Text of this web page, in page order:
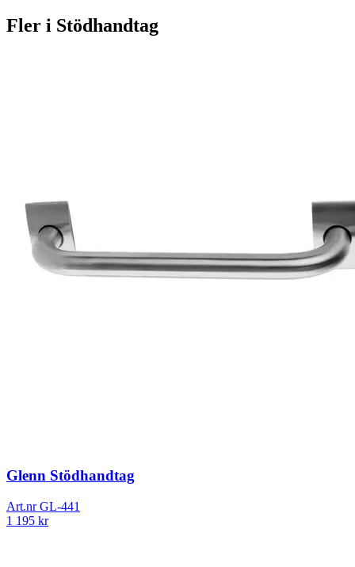
Fler i Stödhandtag
Glenn Stödhandtag
Art.nrGL-441
1 195 kr